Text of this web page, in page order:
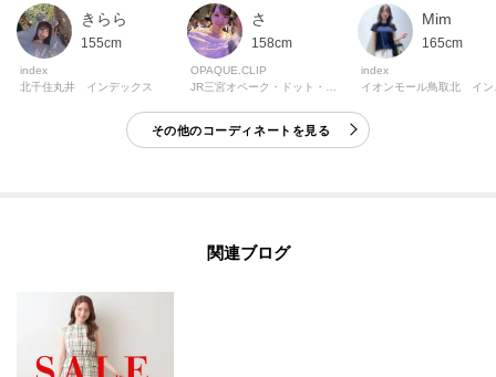
※照明の関係により、実際よりも色味が違って見える場合があります。ま
た、パソコン・スマートフォンなどの環境により、若干製品と画像のカラー
が異なる場合もございます。
モデル情報：身長163cm B81 W56 H82 着用サイズ：38（M）
きらら
155cm
index
北千住丸井 インデックス
さ
158cm
OPAQUE.CLIP
Mim
165cm
index
その他のコーディネートを見る
関連ブログ